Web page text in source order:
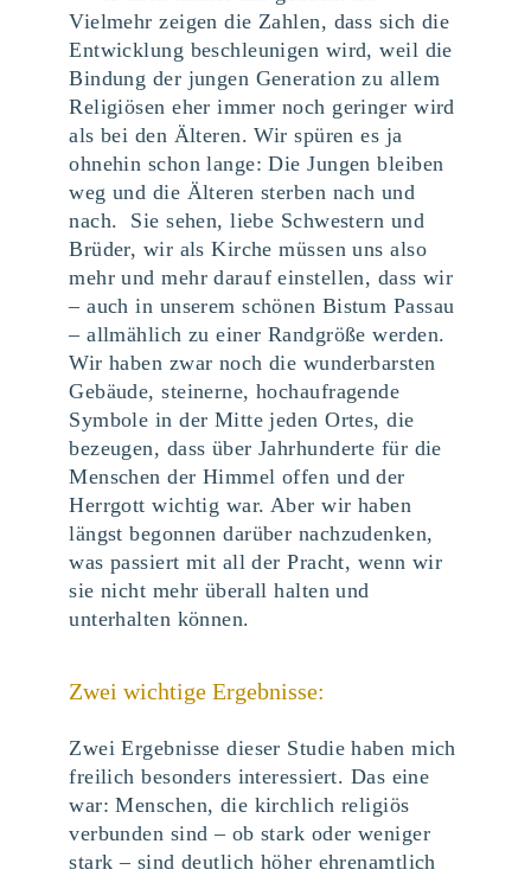
Vielmehr zeigen die Zahlen, dass sich die
Entwicklung beschleunigen wird, weil die
Bindung der jungen Generation zu allem
Religiösen eher immer noch geringer wird
als bei den Älteren. Wir spüren es ja
ohnehin schon lange: Die Jungen bleiben
weg und die Älteren sterben nach und
nach. Sie sehen, liebe Schwestern und
Brüder, wir als Kirche müssen uns also
mehr und mehr darauf einstellen, dass wir
– auch in unserem schönen Bistum Passau
– allmählich zu einer Randgröße werden.
Wir haben zwar noch die wunderbarsten
Gebäude, steinerne, hochaufragende
Symbole in der Mitte jeden Ortes, die
bezeugen, dass über Jahrhunderte für die
Menschen der Himmel offen und der
Herrgott wichtig war. Aber wir haben
längst begonnen darüber nachzudenken,
was passiert mit all der Pracht, wenn wir
sie nicht mehr überall halten und
unterhalten können.
Zwei wichtige Ergebnisse:
Zwei Ergebnisse dieser Studie haben mich
freilich besonders interessiert. Das eine
war: Menschen, die kirchlich religiös
verbunden sind – ob stark oder weniger
stark – sind deutlich höher ehrenamtlich